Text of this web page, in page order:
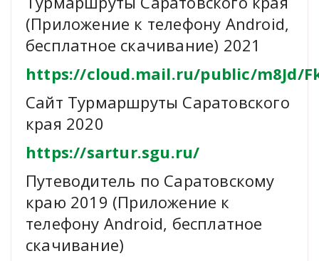
(Приложение к телефону Android,
бесплатное скачивание) 2021
https://cloud.mail.ru/public/m8Jd/
Сайт Турмаршруты Саратовского
края 2020
https://sartur.sgu.ru/
Путеводитель по Саратовскому
краю 2019 (Приложение к
телефону Android, бесплатное
скачивание)